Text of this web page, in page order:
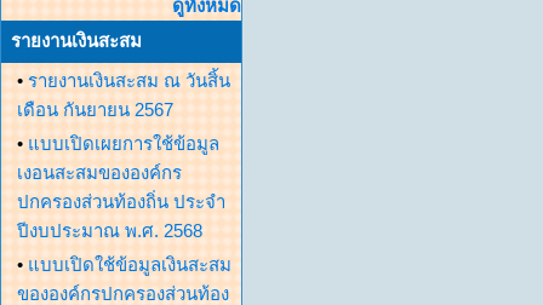
ดูทั้งหมด
รายงานเงินสะสม
• รายงานเงินสะสม ณ วันสิ้น
เดือน กันยายน 2567
• แบบเปิดเผยการใช้ข้อมูล
เงอนสะสมขององค์กร
ปกครองส่วนท้องถิ่น ประจำ
ปีงบประมาณ พ.ศ. 2568
• แบบเปิดใช้ข้อมูลเงินสะสม
ขององค์กรปกครองส่วนท้อง